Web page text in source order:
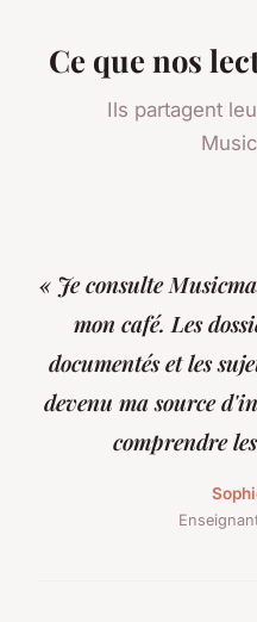
Ce que nos
Ils partagent
« Je consulte
mon café. Les
documentés et les
devenu ma source
comprendre